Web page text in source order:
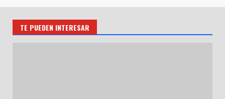
TE PUEDEN INTERESAR